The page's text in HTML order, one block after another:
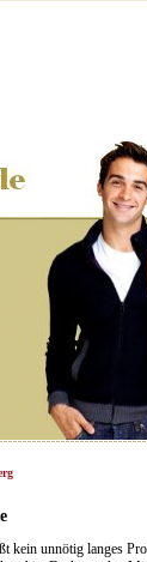
kein unnötig langes